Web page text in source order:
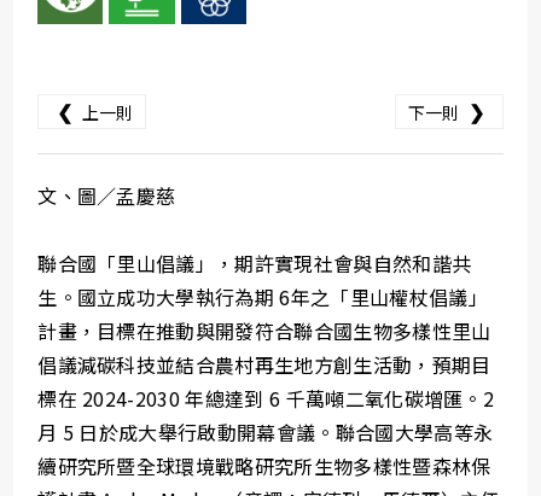
❮ 上一則 下一則 ❯
文、圖／孟慶慈
聯合國「里山倡議」，期許實現社會與自然和諧共
生。國立成功大學執行為期 6年之「里山權杖倡議」
計畫，目標在推動與開發符合聯合國生物多樣性里山
倡議減碳科技並結合農村再生地方創生活動，預期目
標在 2024-2030 年總達到 6 千萬噸二氧化碳增匯。2
月 5 日於成大舉行啟動開幕會議。聯合國大學高等永
續研究所暨全球環境戰略研究所生物多樣性暨森林保